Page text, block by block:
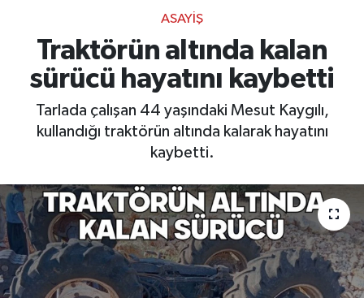
ASAYIŞ
Traktörün altında kalan
sürücü hayatını kaybetti
Tarlada çalışan 44 yaşındaki Mesut Kaygılı,
kullandığı traktörün altında kalarak hayatını
kaybetti.